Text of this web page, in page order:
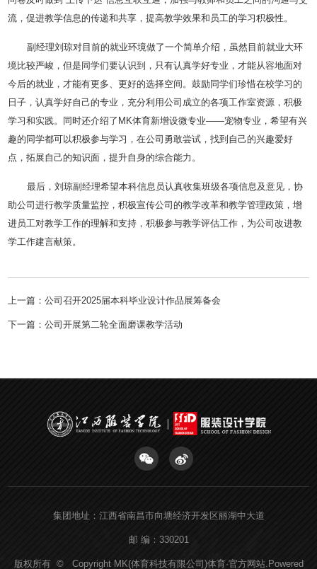
流，促进教学信息的传递和共享，提高教学效果和员工的学习积极性。
副经理刘琼对目前的就业环境做了一个简单介绍，虽然目前就业大环
境比较严峻，但是同学们要认识到，只有认真学好专业，才能从容地面对
今后的就业，才能有更多、更好的选择空间。鼓励同学们珍惜在校学习的
日子，认真学好自己的专业，充分利用公司成立的各项工作室资源，积极
学习和实践。同时还介绍了MK体育新增设微专业——宠物专业，希望有兴
趣的同学都可以积极参与学习，在公司勇敢尝试，找到自己的兴趣爱好
点，拓展自己的知识面，提升自身的综合能力。
最后，刘琼副经理希望本科信息员认真收集班级各项信息及意见，协
助公司进行教学质量监控，积极宣传公司的教学改革和教学管理政策，增
进员工对教学工作的理解和支持，积极参与教学评估工作，为公司改进教
学工作建言献策。
上一篇：公司召开2025届本科毕业设计作品展筹备会
下一篇：公司开展第二轮全面磨课教学活动
集团地址：江西省南昌市向塘经济开发区丽湖中大道
邮 编：330201
版权所有 © Copyright MK(体育科技有限公司)体育·官方网站.Powered